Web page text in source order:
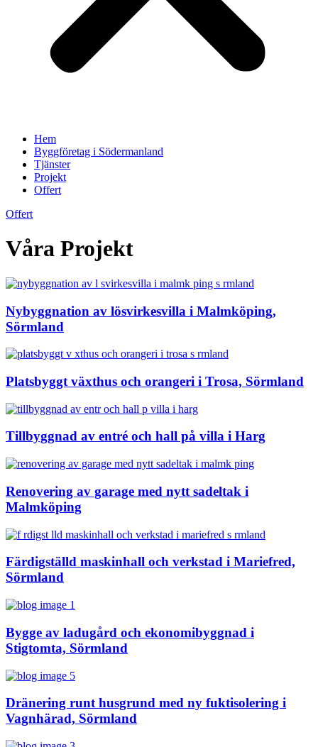
Hem
Byggföretag i Södermanland
Tjänster
Projekt
Offert
Offert
Våra Projekt
Nybyggnation av lösvirkesvilla i Malmköping,
Sörmland
Platsbyggt växthus och orangeri i Trosa, Sörmland
Tillbyggnad av entré och hall på villa i Harg
Renovering av garage med nytt sadeltak i
Malmköping
Färdigställd maskinhall och verkstad i Mariefred,
Sörmland
Bygge av ladugård och ekonomibyggnad i
Stigtomta, Sörmland
Dränering runt husgrund med ny fuktisolering i
Vagnhärad, Sörmland